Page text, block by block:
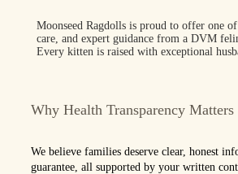
Moonseed Ragdolls is proud to offer one
care, and expert guidance from a DVM
Every kitten is raised with exceptional
Why Health Transparency Matters
We believe families deserve clear, honest
guarantee, all supported by your written